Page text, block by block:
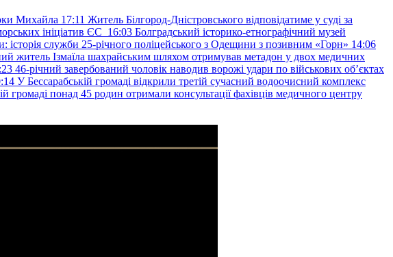
Михайла 17:11 Житель Білгород-Дністровського відповідатиме у суді за
ініціатив ЄС 16:03 Болградський історико-етнографічний музей
історія служби 25-річного поліцейського з Одещини з позивним «Горн» 14:06
житель Ізмаїла шахрайським шляхом отримував метадон у двох медичних
46-річний завербований чоловік наводив ворожі удари по військових обʼєктах
У Бессарабській громаді відкрили третій сучасний водоочисний комплекс
громаді понад 45 родин отримали консультації фахівців медичного центру